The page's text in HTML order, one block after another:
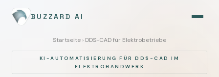
BUZZARD AI
Startseite › DDS-CAD für Elektrobetriebe
KI-AUTOMATISIERUNG FÜR DDS-CAD IM
ELEKTROHANDWERK